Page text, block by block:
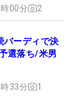
00分 2
バーディで決
選落ち/米男
33分 1